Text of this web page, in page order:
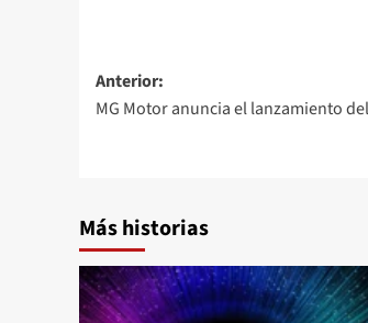
Navegación
de
Anterior:
MG Motor anuncia el lanzamiento del
Más historias